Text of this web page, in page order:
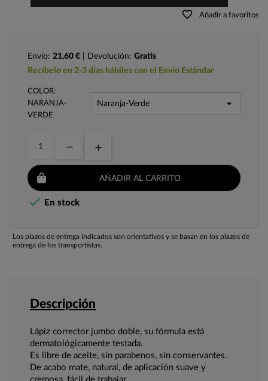
favorite_border Añadir a favoritos
Envío: 21,60 € | Devolución: Gratis
Recíbelo en 2-3 días hábiles con el Envío Estándar
COLOR:
NARANJA-
VERDE
AÑADIR AL CARRITO
 En stock
Los plazos de entrega indicados son orientativos y se basan en los plazos de
entrega de los transportistas.
Descripción
Lápiz corrector jumbo doble, su fórmula está
dermatológicamente testada.
Es libre de aceite, sin parabenos, sin conservantes.
De acabo mate, natural, de aplicación suave y